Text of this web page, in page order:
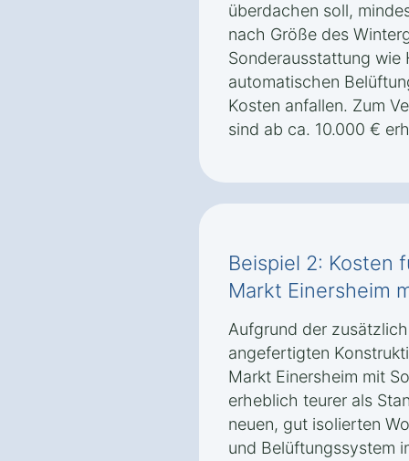
überdachen soll,
nach Größe des
Sonderausstattung wie
automatischen
Kosten anfallen. Zum
sind ab ca. 10.000 €
Beispiel 2: Kosten
Markt Einersheim
Aufgrund der
angefertigten
Markt Einersheim mit
erheblich teurer als
neuen, gut isolierten
und Belüftungssystem